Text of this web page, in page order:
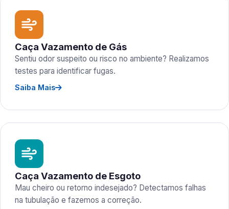
Caça Vazamento de Gás
Sentiu odor suspeito ou risco no ambiente? Realizamos
testes para identificar fugas.
Saiba Mais
Caça Vazamento de Esgoto
Mau cheiro ou retorno indesejado? Detectamos falhas
na tubulação e fazemos a correção.